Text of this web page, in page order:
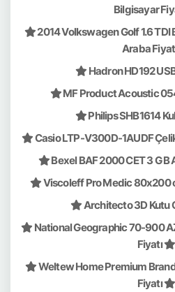
Bilgisayar
2014 Volkswagen Golf 1.6 TDI
Araba
Hadron HD192
MF Product Acoustic
Philips SHB1614
Casio LTP-V300D-1AUDF
Bexel BAF 2000 CET 3 G B
Viscoleff Pro Medic 80x200
Architecto 3D Kutu
National Geographic 70-900
Fiyatı
Weltew Home Premium
Fiyatı